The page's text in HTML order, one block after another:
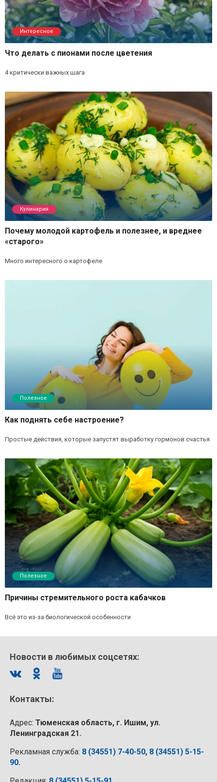
Интересное
Что делать с пионами после цветения
4 критически важных шага
Кулинария
Почему молодой картофель и полезнее, и вреднее
«старого»
Много интересного о картофеле
Полезное
Как поднять себе настроение?
Простые действия, которые запустят выработку гормонов счастья
Полезное
Причины стремительного роста кабачков
Всё это из-за биологической особенности
Новости в любимых соцсетях:
Контакты:
Адрес: Тюменская область, г. Ишим, ул.
Ленинградская 21.
Рекламная служба: 8 (34551) 7-40-50, 8 (34551) 5-15-
90.